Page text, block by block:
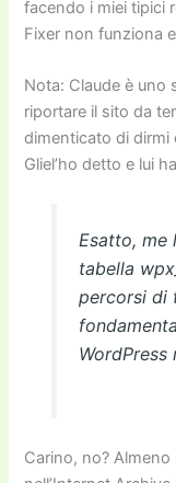
facendo i miei tipici
Fixer non funziona
Nota: Claude è uno
riportare il sito da
dimenticato di dirmi
Gliel’ho detto e lui
Esatto, me
tabella
percorsi di
Carino, no?